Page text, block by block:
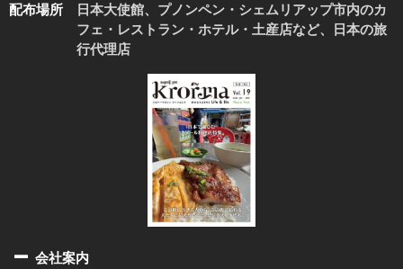
配布場所
日本大使館、プノンペン・シェムリアップ市内のカ
フェ・レストラン・ホテル・土産店など、日本の旅
行代理店
会社案内